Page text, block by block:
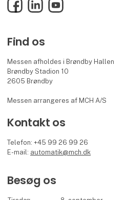
FacebookLinkedInYouTube
Find os
Messen afholdes i Brøndby Hallen
Brøndby Stadion 10
2605 Brøndby
Messen arrangeres af MCH A/S
Kontakt os
Telefon: +45 99 26 99 26
E-mail: automatik@mch.dk
Besøg os